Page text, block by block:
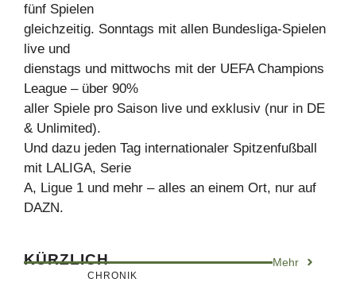
fünf Spielen
gleichzeitig. Sonntags mit allen Bundesliga-Spielen
live und
dienstags und mittwochs mit der UEFA Champions
League – über 90%
aller Spiele pro Saison live und exklusiv (nur in DE
& Unlimited).
Und dazu jeden Tag internationaler Spitzenfußball
mit LALIGA, Serie
A, Ligue 1 und mehr – alles an einem Ort, nur auf
DAZN.
KÜRZLICH Mehr
CHRONIK